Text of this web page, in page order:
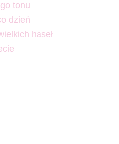
tonu
dzień
haseł